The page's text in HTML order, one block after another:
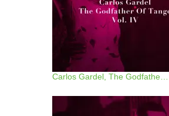
Carlos Gardel, The Godfather Of Tango, Vol. 4